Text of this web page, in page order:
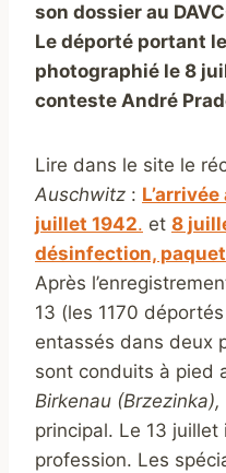
son dossier au
Le déporté portant
photographié le 8
conteste André
Lire dans le site le
Auschwitz :
juillet 1942. et 8
désinfection,
Après
13 (les 1170
entassés dans deux
sont conduits à pied
Birkenau (Brzezinka),
principal. Le 13
profession. Les